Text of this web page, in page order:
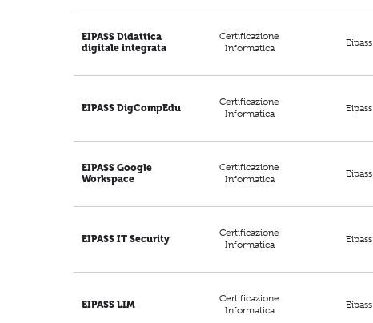
EIPASS Didattica
digitale integrata
Certificazione
Informatica
Eipass
EIPASS DigCompEdu
Certificazione
Informatica
Eipass
EIPASS Google
Workspace
Certificazione
Informatica
Eipass
EIPASS IT Security
Certificazione
Informatica
Eipass
EIPASS LIM
Certificazione
Informatica
Eipass